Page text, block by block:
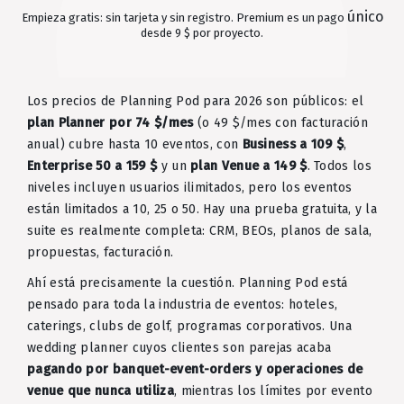
Empieza gratis: sin tarjeta y sin registro. Premium es un pago único
desde 9 $ por proyecto.
Los precios de Planning Pod para 2026 son públicos: el
plan Planner por 74 $/mes(o 49 $/mes con facturación
anual) cubre hasta 10 eventos, con Business a 109 $,
Enterprise 50 a 159 $y un plan Venue a 149 $. Todos los
niveles incluyen usuarios ilimitados, pero los eventos
están limitados a 10, 25 o 50. Hay una prueba gratuita, y la
suite es realmente completa: CRM, BEOs, planos de sala,
propuestas, facturación.
Ahí está precisamente la cuestión. Planning Pod está
pensado para toda la industria de eventos: hoteles,
caterings, clubs de golf, programas corporativos. Una
wedding planner cuyos clientes son parejas acaba
pagando por banquet-event-orders y operaciones de
venue que nunca utiliza, mientras los límites por evento